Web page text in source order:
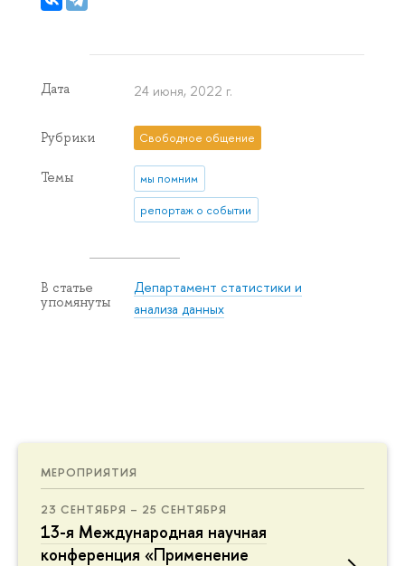
МЕРОПРИЯТИЯ
23 СЕНТЯБРЯ – 25 СЕНТЯБРЯ
13-я Международная научная
конференция «Применение
Дата 24 июня, 2022 г.
Рубрики Свободное общение
Темы мы помним
репортаж о событии
В статье
упомянуты
Департамент статистики и
анализа данных